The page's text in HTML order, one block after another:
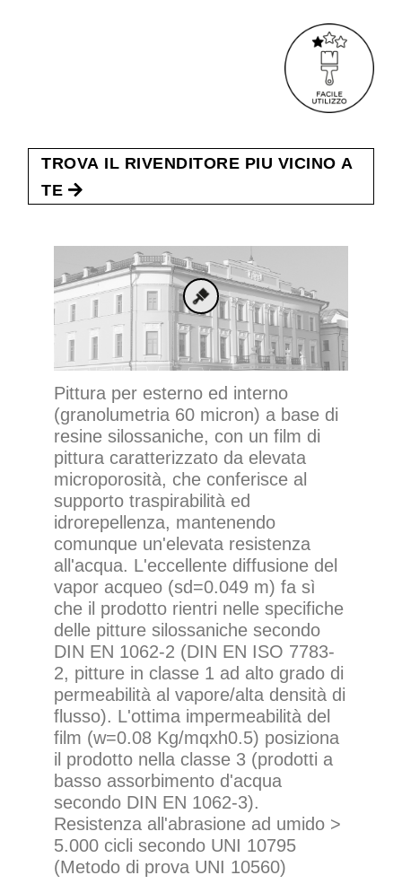
TROVA IL RIVENDITORE PIU VICINO A
TE
Pittura per esterno ed interno
(granolumetria 60 micron) a base di
resine silossaniche, con un film di
pittura caratterizzato da elevata
microporosità, che conferisce al
supporto traspirabilità ed
idrorepellenza, mantenendo
comunque un'elevata resistenza
all'acqua. L'eccellente diffusione del
vapor acqueo (sd=0.049 m) fa sì
che il prodotto rientri nelle specifiche
delle pitture silossaniche secondo
DIN EN 1062-2 (DIN EN ISO 7783-
2, pitture in classe 1 ad alto grado di
permeabilità al vapore/alta densità di
flusso). L'ottima impermeabilità del
film (w=0.08 Kg/mqxh0.5) posiziona
il prodotto nella classe 3 (prodotti a
basso assorbimento d'acqua
secondo DIN EN 1062-3).
Resistenza all'abrasione ad umido >
5.000 cicli secondo UNI 10795
(Metodo di prova UNI 10560)